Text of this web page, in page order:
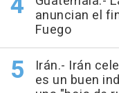
anuncian el
Fuego
Irán.- Irán
es un buen